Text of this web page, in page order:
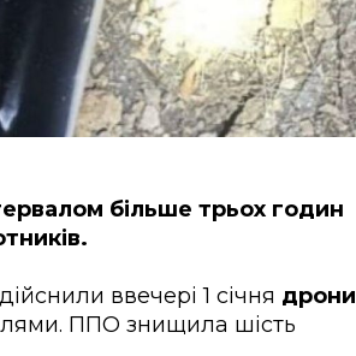
більше трьох годин
ввечері 1 січня дрони
ППО знищила шість